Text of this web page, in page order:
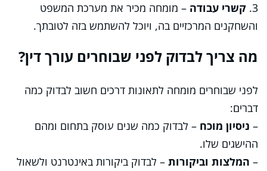
3. קשרי עבודה – מומחה מכיר את מערכת המשפט
והשחקנים המרכזיים בה, ויוכל להשתמש בזה לטובתך.
מה צריך לבדוק לפני שבוחרים עורך דין?
לפני שבוחרים מומחה לתאונות דרכים חשוב לבדוק כמה
דברים:
– ניסיון מוכח – לבדוק כמה שנים עוסק בתחום ומהם
ההישגים שלו.
– המלצות וביקורות – לבדוק ביקורות באינטרנט ולשאול